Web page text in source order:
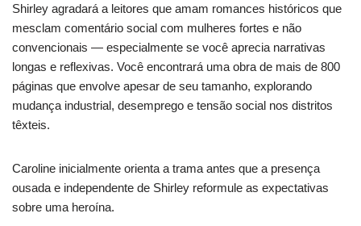
Shirley agradará a leitores que amam romances históricos que
mesclam comentário social com mulheres fortes e não
convencionais — especialmente se você aprecia narrativas
longas e reflexivas. Você encontrará uma obra de mais de 800
páginas que envolve apesar de seu tamanho, explorando
mudança industrial, desemprego e tensão social nos distritos
têxteis.
Caroline inicialmente orienta a trama antes que a presença
ousada e independente de Shirley reformule as expectativas
sobre uma heroína.